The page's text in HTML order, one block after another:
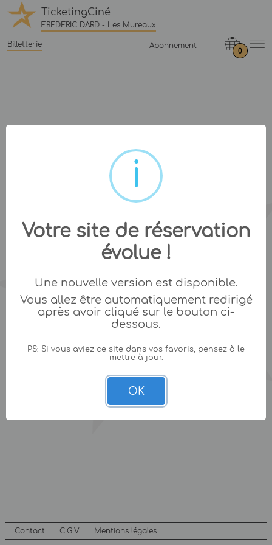
TicketingCiné
FREDERIC DARD - Les Mureaux
Billetterie Abonnement
0
Contact C.G.V Mentions légales
Votre site de réservation
évolue !
Une nouvelle version est disponible.
Vous allez être automatiquement redirigé
après avoir cliqué sur le bouton ci-
dessous.
PS: Si vous aviez ce site dans vos favoris, pensez à le
mettre à jour.
OK